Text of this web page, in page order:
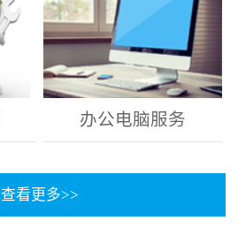
办公电脑服务
查看更多>>